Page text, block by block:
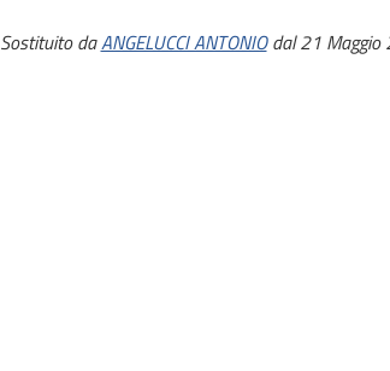
Sostituito daANGELUCCI ANTONIOdal 21 Maggio